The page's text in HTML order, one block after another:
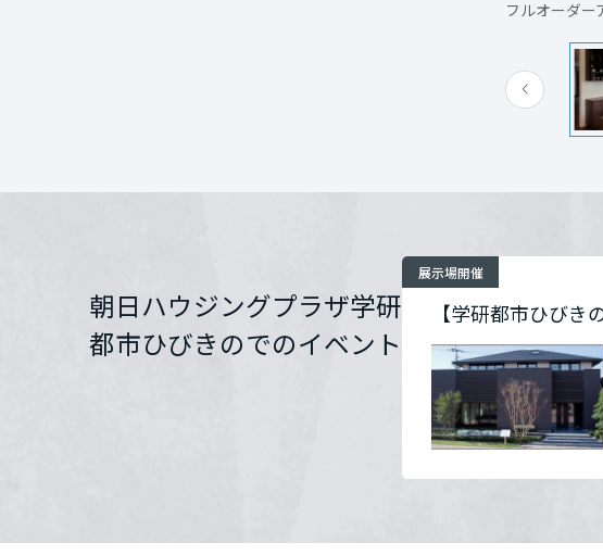
1.5Ｆ和室よ
朝日ハウジングプラザ学研
都市ひびきのでのイベント
【学研都市ひび
展示場開催
栃木県
群馬県
埼玉県
千葉県
定
担